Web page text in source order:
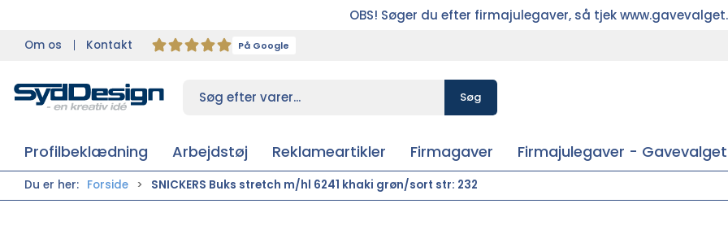
OBS! Søger du efter firmajulegaver, så tjek
Om os Kontakt På Google
Søg
Profilbeklædning Arbejdstøj Reklameartikler Firmagaver Firmajulegaver -
Du er her: Forside SNICKERS Buks stretch m/hl 6241 khaki grøn/sort str: 232